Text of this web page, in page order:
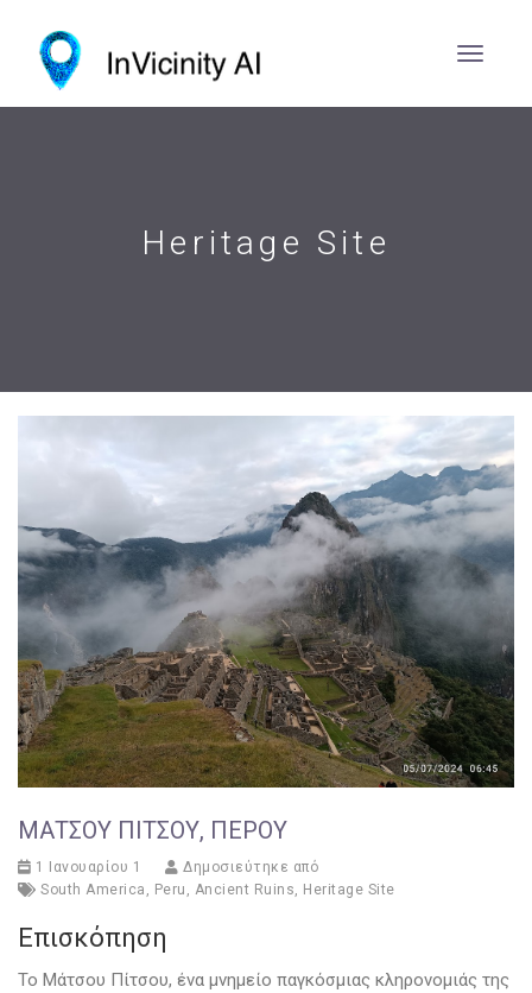
Heritage Site
ΜΆΤΣΟΥ ΠΊΤΣΟΥ, ΠΕΡΟΎ
1 Ιανουαρίου 1
Δημοσιεύτηκε από
South America , Peru , Ancient Ruins, Heritage Site
Επισκόπηση
Το Μάτσου Πίτσου, ένα μνημείο παγκόσμιας κληρονομιάς της